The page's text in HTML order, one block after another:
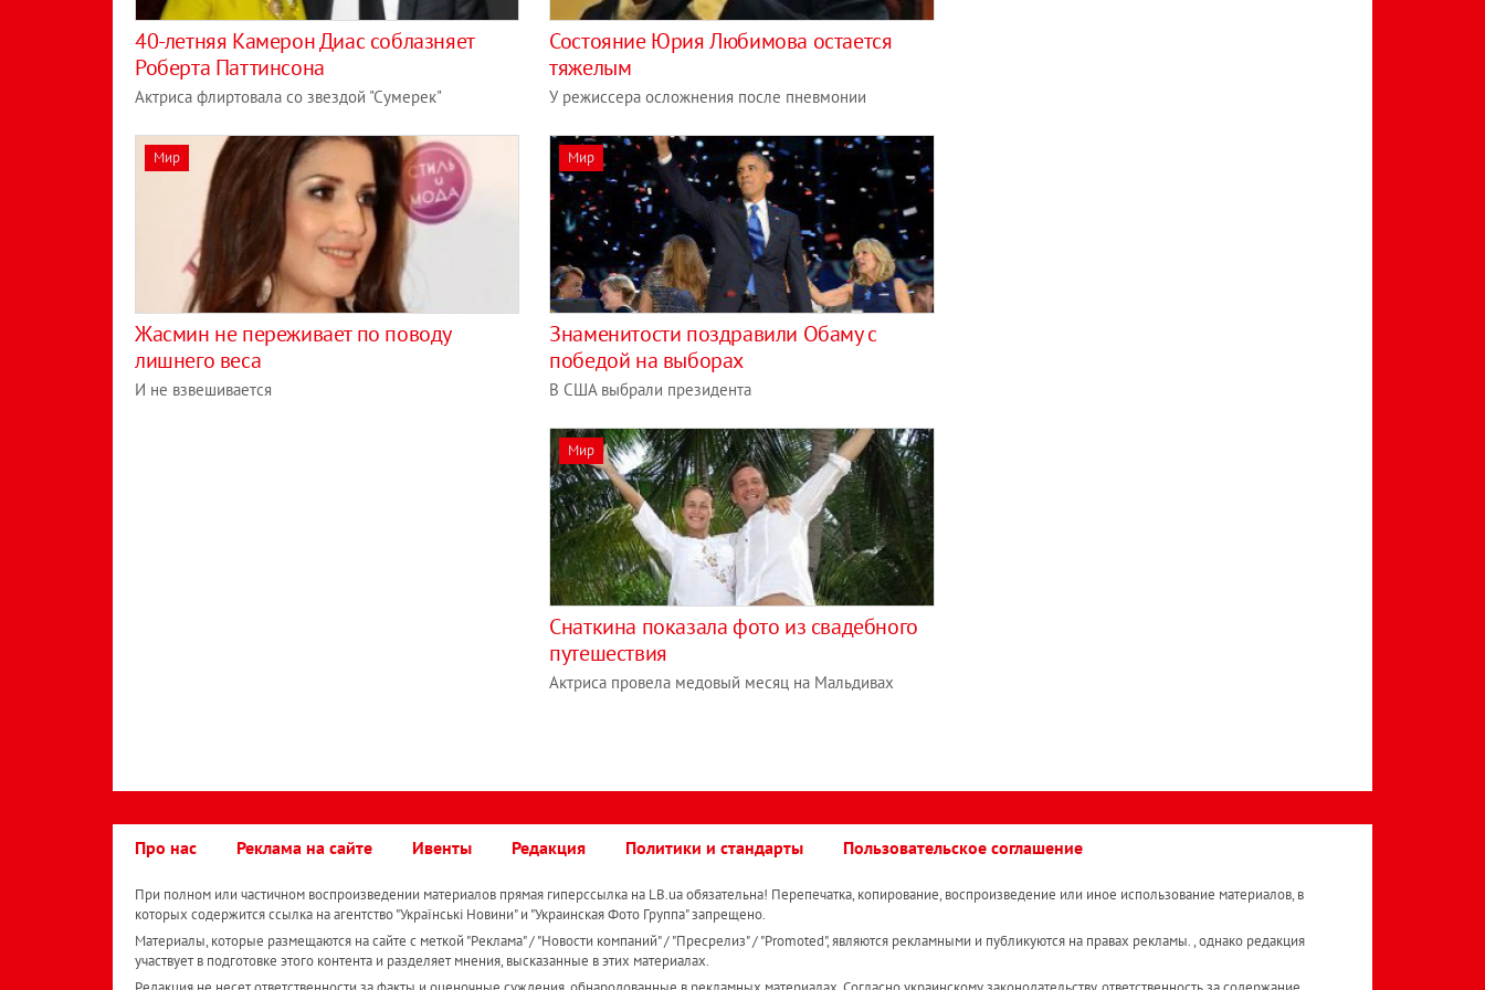
40-летняя Камерон Диас соблазняет
Роберта Паттинсона
Актриса флиртовала со звездой "Сумерек"
Состояние Юрия Любимова остается
тяжелым
У режиссера осложнения после пневмонии
Мир
Жасмин не переживает по поводу
лишнего веса
И не взвешивается
Мир
Знаменитости поздравили Обаму с
победой на выборах
В США выбрали президента
Мир
Снаткина показала фото из свадебного
путешествия
Актриса провела медовый месяц на Мальдивах
Про нас Реклама на сайте Ивенты Редакция Политики и стандарты Пользовательское соглашение
При полном или частичном воспроизведении материалов прямая гиперссылка на LB.ua обязательна! Перепечатка, копирование, воспроизведение или иное использование материалов, в
которых содержится ссылка на агентство "Українськi Новини" и "Украинская Фото Группа" запрещено.
Материалы, которые размещаются на сайте с меткой "Реклама" / "Новости компаний" / "Пресрелиз" / "Promoted", являются рекламными и публикуются на правах рекламы. , однако редакция
участвует в подготовке этого контента и разделяет мнения, высказанные в этих материалах.